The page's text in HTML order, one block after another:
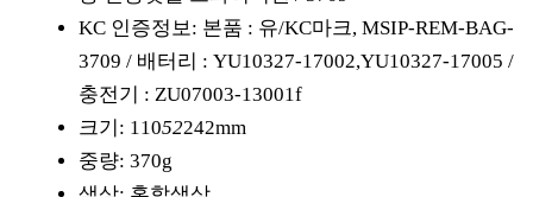
KC 인증정보: 본품 : 유/KC마크, MSIP-REM-BAG-
3709 / 배터리 : YU10327-17002,YU10327-17005 /
충전기 : ZU07003-13001f
크기: 11052242mm
중량: 370g